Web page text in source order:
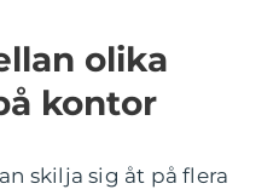
olika
kontor
skilja sig åt på flera